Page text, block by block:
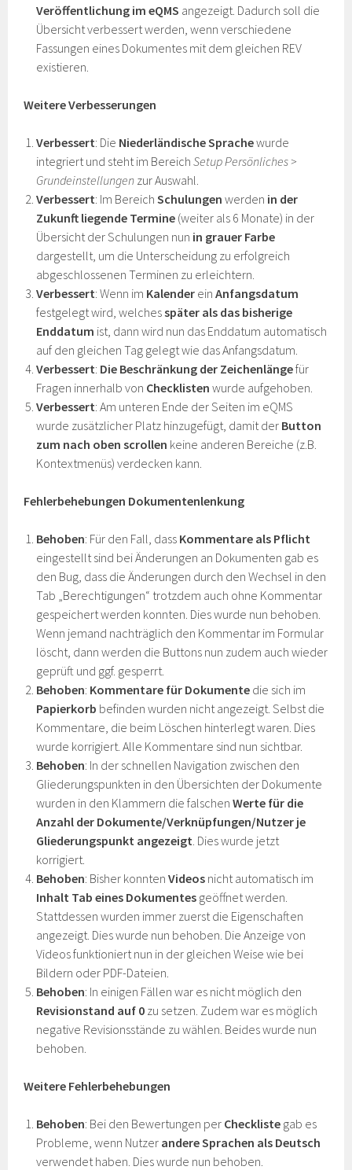
Veröffentlichung im eQMS angezeigt. Dadurch soll die
Übersicht verbessert werden, wenn verschiedene
Fassungen eines Dokumentes mit dem gleichen REV
existieren.
Weitere Verbesserungen
Verbessert: Die Niederländische Sprachewurde
integriert und steht im BereichSetup Persönliches >
Grundeinstellungen zur Auswahl.
Verbessert: Im BereichSchulungen werden in der
Zukunft liegende Termine (weiter als 6 Monate) in der
Übersicht der Schulungen nun in grauer Farbe
dargestellt, um die Unterscheidung zu erfolgreich
abgeschlossenen Terminen zu erleichtern.
Verbessert: Wenn im Kalender einAnfangsdatum
festgelegt wird, welchesspäter als das bisherige
Enddatum ist, dann wird nun das Enddatum automatisch
auf den gleichen Tag gelegt wie das Anfangsdatum.
Verbessert: Die Beschränkung der Zeichenlängefür
Fragen innerhalb von Checklisten wurde aufgehoben.
Verbessert: Am unteren Ende der Seiten im eQMS
wurde zusätzlicher Platz hinzugefügt, damit der Button
zum nach oben scrollen keine anderen Bereiche (z.B.
Kontextmenüs) verdecken kann.
Fehlerbehebungen Dokumentenlenkung
Behoben: Für den Fall, dass Kommentare als Pflicht
eingestellt sind bei Änderungen an Dokumenten gab es
den Bug, dass die Änderungen durch den Wechsel in den
Tab „Berechtigungen“ trotzdem auch ohne Kommentar
gespeichert werden konnten. Dies wurde nun behoben.
Wenn jemand nachträglich den Kommentar im Formular
löscht, dann werden die Buttons nun zudem auch wieder
geprüft und ggf. gesperrt.
Behoben: Kommentare für Dokumente die sich im
Papierkorb befinden wurden nicht angezeigt. Selbst die
Kommentare, die beim Löschen hinterlegt waren. Dies
wurde korrigiert. Alle Kommentare sind nun sichtbar.
Behoben: In der schnellen Navigation zwischen den
Gliederungspunkten in den Übersichten der Dokumente
wurden in den Klammern die falschenWerte für die
Anzahl der Dokumente/Verknüpfungen/Nutzer je
Gliederungspunkt angezeigt. Dies wurde jetzt
korrigiert.
Behoben: Bisher konntenVideos nicht automatisch im
Inhalt Tab eines Dokumentes geöffnet werden.
Stattdessen wurden immer zuerst die Eigenschaften
angezeigt. Dies wurde nun behoben. Die Anzeige von
Videos funktioniert nun in der gleichen Weise wie bei
Bildern oder PDF-Dateien.
Behoben: In einigen Fällen war es nicht möglich den
Revisionstand auf 0 zu setzen. Zudem war es möglich
negative Revisionsstände zu wählen. Beides wurde nun
behoben.
Weitere Fehlerbehebungen
Behoben: Bei den Bewertungen per Checkliste gab es
Probleme, wenn Nutzer andere Sprachen als Deutsch
verwendet haben. Dies wurde nun behoben.